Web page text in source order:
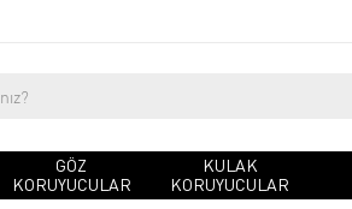
GÖZ
KORUYUCULAR
KULAK
KORUYUCULAR